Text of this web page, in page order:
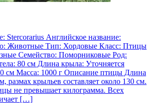
Stercorarius Английское название:
Животные Тип: Хордовые Класс: Птицы
Семейство: Поморниковые Род:
80 см Длина крыла: Уточняется
см Масса: 1000 г Описание птицы Длина
размах крыльев составляет около 130 см.
не превышает килограмма. Всех
[…]